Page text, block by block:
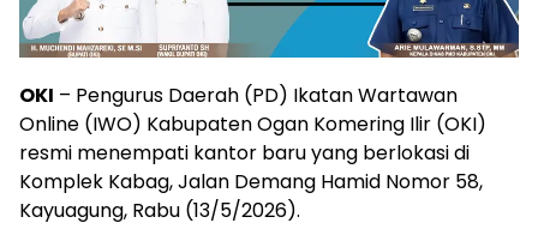
OKI – Pengurus Daerah (PD) Ikatan Wartawan
Online (IWO) Kabupaten Ogan Komering Ilir (OKI)
resmi menempati kantor baru yang berlokasi di
Komplek Kabag, Jalan Demang Hamid Nomor 58,
Kayuagung, Rabu (13/5/2026).